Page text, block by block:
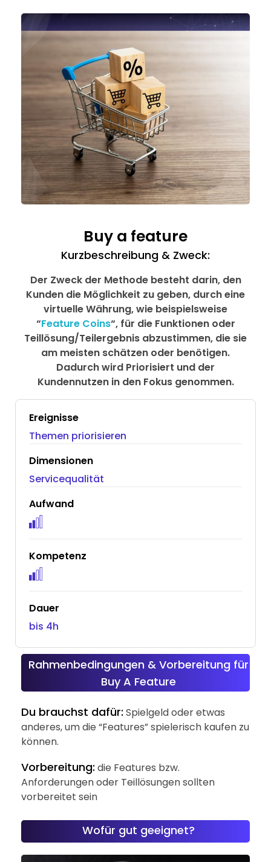
Buy a feature
Kurzbeschreibung & Zweck:
Der Zweck der Methode besteht darin, den
Kunden die Möglichkeit zu geben, durch eine
virtuelle Währung, wie beispielsweise
“Feature Coins“, für die Funktionen oder
Teillösung/Teilergebnis abzustimmen, die sie
am meisten schätzen oder benötigen.
Dadurch wird Priorisiert und der
Kundennutzen in den Fokus genommen.
Ereignisse
Themen priorisieren
Dimensionen
Servicequalität
Aufwand
Kompetenz
Dauer
bis 4h
Rahmenbedingungen & Vorbereitung für
Buy A Feature
Du brauchst dafür: Spielgeld oder etwas
anderes, um die “Features” spielerisch kaufen zu
können.
Vorbereitung: die Features bzw.
Anforderungen oder Teillösungen sollten
vorbereitet sein
Wofür gut geeignet?